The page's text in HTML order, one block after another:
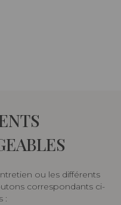
ou les différents
correspondants ci-
: